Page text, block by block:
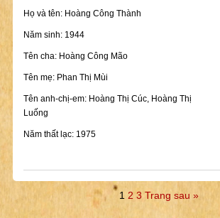
Họ và tên: Hoàng Công Thành
Năm sinh: 1944
Tên cha: Hoàng Công Mão
Tên mẹ: Phan Thị Mùi
Tên anh-chị-em: Hoàng Thị Cúc, Hoàng Thị
Luống
Năm thất lạc: 1975
1 2 3 Trang sau »